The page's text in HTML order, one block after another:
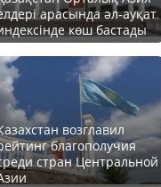
арасында әл-ауқат
көш бастады
возглавил
благополучия
стран Центральной